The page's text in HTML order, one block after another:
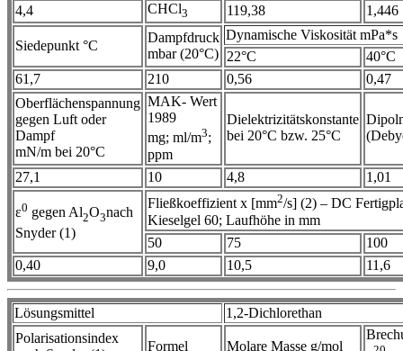
4,4 CHCl3 119,38 1,446
Siedepunkt °C
Dampfdruck
mbar (20°C)
Dynamische Viskosität mPa*s
22°C
40°C
61,7
210 0,56
0,47
Oberflächenspannung
gegen Luft oder
Dampf
mN/m bei 20°C
MAK- Wert
1989
mg; ml/m3;
ppm
Dielektrizitätskonstante
bei 20°C bzw. 25°C
27,1 10 4,8 1,01
ε0 gegen Al2O3nach
Snyder (1)
Fließkoeffizient x [mm2/s] (2) – DC
Kieselgel 60; Laufhöhe in mm
50
75
100
0,40
9,0 10,5 11,6
Lösungsmittel
1,2-Dichlorethan
Polarisationsindex
Formel Molare Masse g/mol